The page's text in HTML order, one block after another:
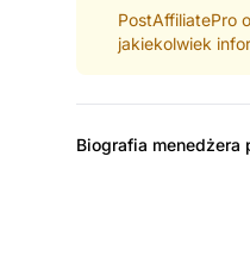
PostAffiliatePro
jakiekolwiek
Biografia menedżera